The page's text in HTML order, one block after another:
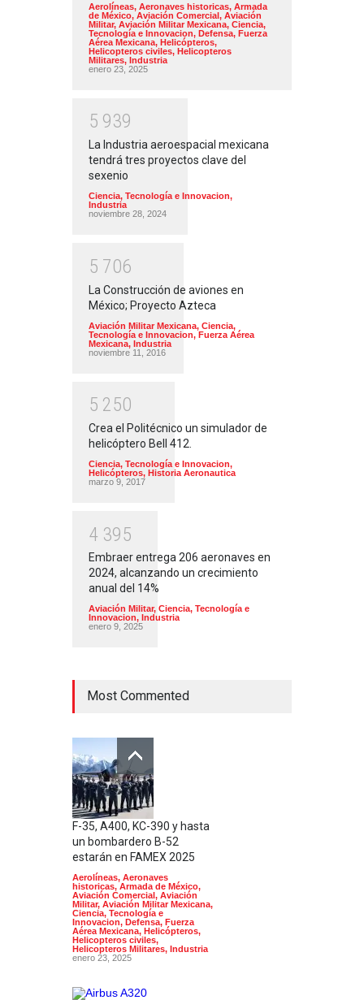
Aerolíneas, Aeronaves historicas, Armada
de México, Aviación Comercial, Aviación
Militar, Aviación Militar Mexicana, Ciencia,
Tecnología e Innovacion, Defensa, Fuerza
Aérea Mexicana, Helicópteros,
Helicopteros civiles, Helicopteros
Militares, Industria
enero 23, 2025
5 939
La Industria aeroespacial mexicana
tendrá tres proyectos clave del
sexenio
Ciencia, Tecnología e Innovacion,
Industria
noviembre 28, 2024
5 706
La Construcción de aviones en
México; Proyecto Azteca
Aviación Militar Mexicana, Ciencia,
Tecnología e Innovacion, Fuerza Aérea
Mexicana, Industria
noviembre 11, 2016
5 250
Crea el Politécnico un simulador de
helicóptero Bell 412.
Ciencia, Tecnología e Innovacion,
Helicópteros, Historia Aeronautica
marzo 9, 2017
4 395
Embraer entrega 206 aeronaves en
2024, alcanzando un crecimiento
anual del 14%
Aviación Militar, Ciencia, Tecnología e
Innovacion, Industria
enero 9, 2025
Most Commented
F-35, A400, KC-390 y hasta
un bombardero B-52
estarán en FAMEX 2025
Aerolíneas, Aeronaves
historicas, Armada de México,
Aviación Comercial, Aviación
Militar, Aviación Militar Mexicana,
Ciencia, Tecnología e
Innovacion, Defensa, Fuerza
Aérea Mexicana, Helicópteros,
Helicopteros civiles,
Helicopteros Militares, Industria
enero 23, 2025